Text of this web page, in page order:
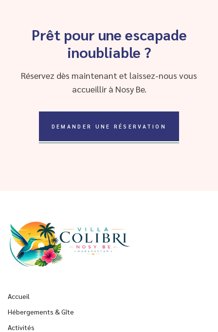
Prêt pour une escapade
inoubliable ?
Réservez dès maintenant et laissez-nous vous
accueillir à Nosy Be.
DEMANDER UNE RÉSERVATION
Accueil
Hébergements & Gîte
Activités